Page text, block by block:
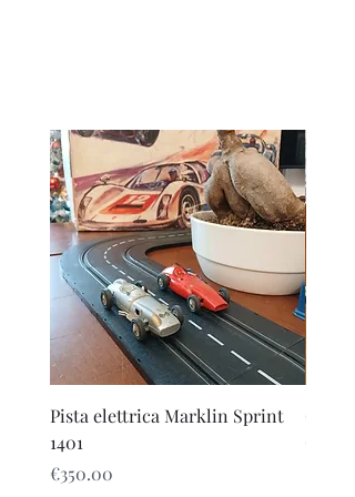
Pista elettrica Marklin Sprint
1401
Price
€350.00
Out of